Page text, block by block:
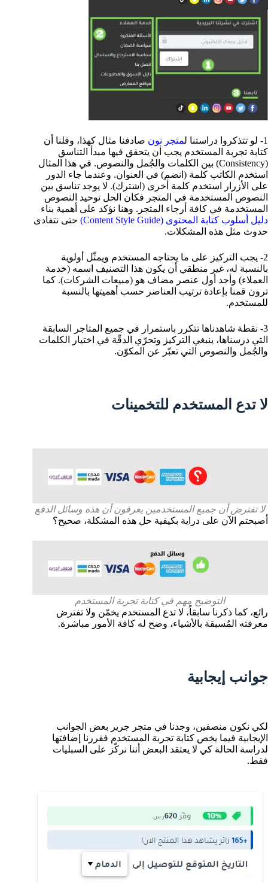
1- لو تتذكروا دراستنا ل متجر نون صادفنا مثال كهذا، وقلنا أن
كتابة تجربة المستخدم يجب أن يتحقق فيها مبدأ التناسق
(Consistency) بين الكلمات والجُمل والنصوص. في هذا المثال
استخدم الكاتب كلمة (انضم) في العنوان. وعندما جاء الدور
على الأزرار استخدم كلمة أخرى (اشترك). لا يوجد تناسق بين
النصوص المستخدمة في المتجر فكان الحل توحيد النصوص
المستخدمة في كافة أرجاء المتجر. وهنا نؤكد على أهمية بناء
دليل أسلوب كتابة المحتوى (Content Style Guide)
حتى نتفادى
حدوث مثل هذه المشكلات.
2- يجب التركيز على ما يحتاجه المستخدم ويمثّل أولوية
بالنسبة له، غير منطقي أن يكون هذا التصنيف اسمه (خدمة
العملاء) وأجد أول عنصر مضاف هو (مبيعات الشركات). كما
ترون قمنا بإعادة ترتيب العناصر حسب أهميتها بالنسبة
للمستخدم.
3- نقطة شاهدناها تتكرر باستمرار في جميع المتاجر السابقة
التي درسناها، ينبغي التركيز وتحرّي الدقّة في اختيار الكلمات
والجُمل والنصوص التي تعبّر عن المكوّن.
لا تدع المستخدم للتخمينات
لا تفترض أن جميع المستخدمين يعرفون أن هذه وسائل الدفع
أصبحتم الآن على دراية بكيفية حل هذه المشكلة، صحيح؟
التوضيح مهم في كتابة تجربة المستخدم
رائع، كما ذكرنا سابقاً، لا تدع المستخدم يخمّن ولا تفترض
معرفته المُسبقة بالأشياء، وضح له كافة الأمور مباشرة.
جوانب إيجابية
لكي نكون منصفين، وجدنا في متجر جرير بعض الجوانب
الإيجابية فيما يخص كتابة تجربة المستخدم فقررنا إضافتها
لدراسة الحالة كي لا يعتقد البعض أننا نركّز على السبليات
فقط.